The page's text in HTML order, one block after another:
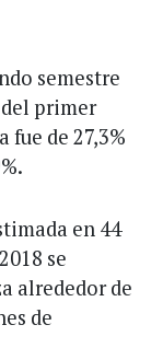
semestre
primer
fue de 27,3%
en 44
se
alrededor de
de